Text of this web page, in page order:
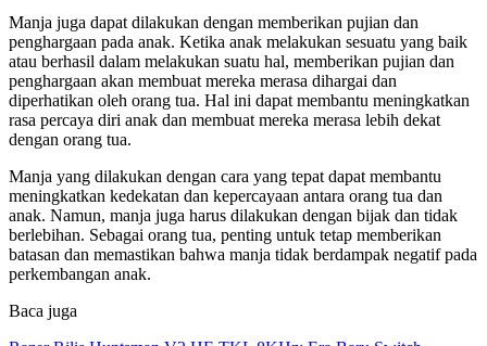
Manja juga dapat dilakukan dengan memberikan pujian dan
penghargaan pada anak. Ketika anak melakukan sesuatu yang baik
atau berhasil dalam melakukan suatu hal, memberikan pujian dan
penghargaan akan membuat mereka merasa dihargai dan
diperhatikan oleh orang tua. Hal ini dapat membantu meningkatkan
rasa percaya diri anak dan membuat mereka merasa lebih dekat
dengan orang tua.
Manja yang dilakukan dengan cara yang tepat dapat membantu
meningkatkan kedekatan dan kepercayaan antara orang tua dan
anak. Namun, manja juga harus dilakukan dengan bijak dan tidak
berlebihan. Sebagai orang tua, penting untuk tetap memberikan
batasan dan memastikan bahwa manja tidak berdampak negatif pada
perkembangan anak.
Baca juga